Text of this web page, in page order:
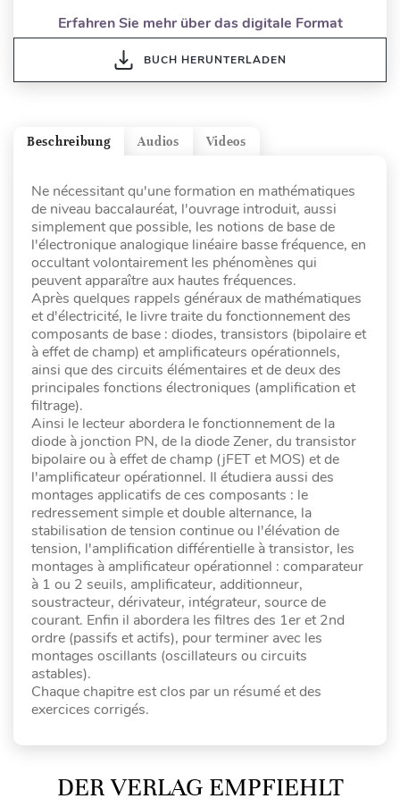
Erfahren Sie mehr über das digitale Format
BUCH HERUNTERLADEN
Videos
Audios
Beschreibung
Ne nécessitant qu'une formation en mathématiques
de niveau baccalauréat, l'ouvrage introduit, aussi
simplement que possible, les notions de base de
l'électronique analogique linéaire basse fréquence, en
occultant volontairement les phénomènes qui
peuvent apparaître aux hautes fréquences.
Après quelques rappels généraux de mathématiques
et d'électricité, le livre traite du fonctionnement des
composants de base : diodes, transistors (bipolaire et
à effet de champ) et amplificateurs opérationnels,
ainsi que des circuits élémentaires et de deux des
principales fonctions électroniques (amplification et
filtrage).
Ainsi le lecteur abordera le fonctionnement de la
diode à jonction PN, de la diode Zener, du transistor
bipolaire ou à effet de champ (jFET et MOS) et de
l'amplificateur opérationnel. Il étudiera aussi des
montages applicatifs de ces composants : le
redressement simple et double alternance, la
stabilisation de tension continue ou l'élévation de
tension, l'amplification différentielle à transistor, les
montages à amplificateur opérationnel : comparateur
à 1 ou 2 seuils, amplificateur, additionneur,
soustracteur, dérivateur, intégrateur, source de
courant. Enfin il abordera les filtres des 1er et 2nd
ordre (passifs et actifs), pour terminer avec les
montages oscillants (oscillateurs ou circuits
astables).
Chaque chapitre est clos par un résumé et des
exercices corrigés.
DER VERLAG EMPFIEHLT